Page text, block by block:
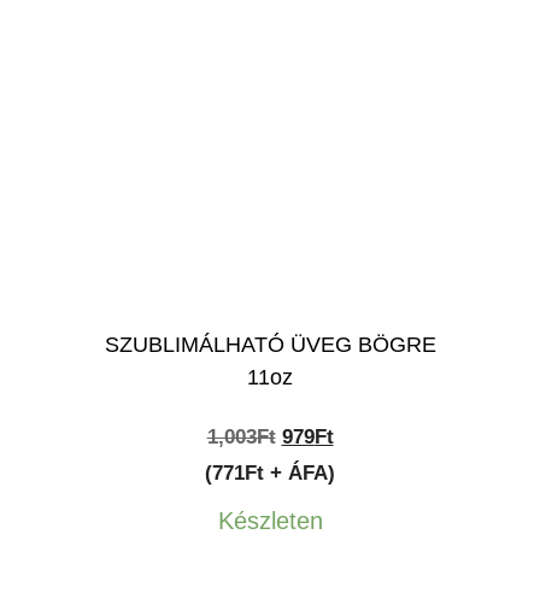
SZUBLIMÁLHATÓ ÜVEG BÖGRE
11oz
1,003Ft Original
price
was:
979FtCurrent
price
(771Ft + ÁFA)
Készleten